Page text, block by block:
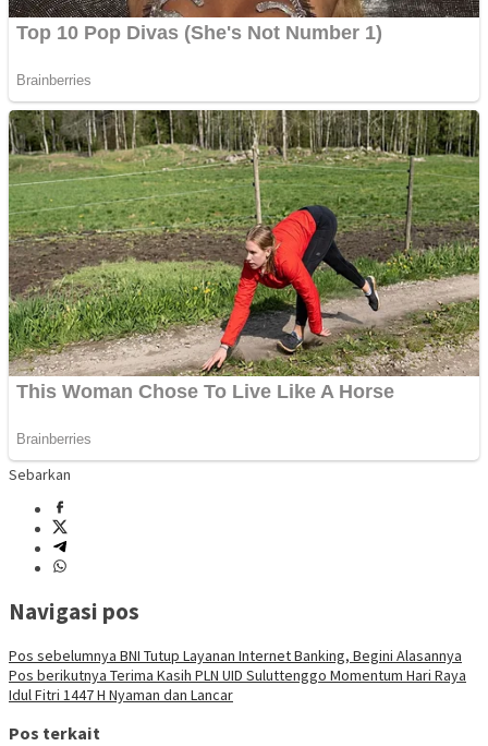
Sebarkan
Navigasi pos
Pos sebelumnya BNI Tutup Layanan Internet Banking, Begini Alasannya
Pos berikutnya Terima Kasih PLN UID Suluttenggo Momentum Hari Raya
Idul Fitri 1447 H Nyaman dan Lancar
Pos terkait